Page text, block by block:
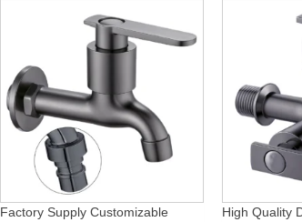
Factory Supply Customizable
High Quality